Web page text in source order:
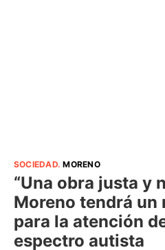
SOCIEDAD.MORENO
“Una obra justa y
Moreno tendrá un
para la atención
espectro autista